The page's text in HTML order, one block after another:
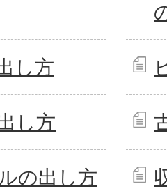
し方
し方
の出し方